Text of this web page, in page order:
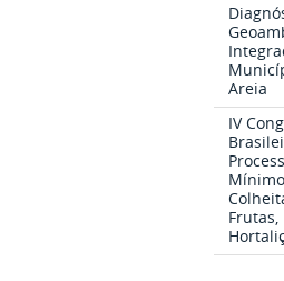
Areia
IV
Frutas,